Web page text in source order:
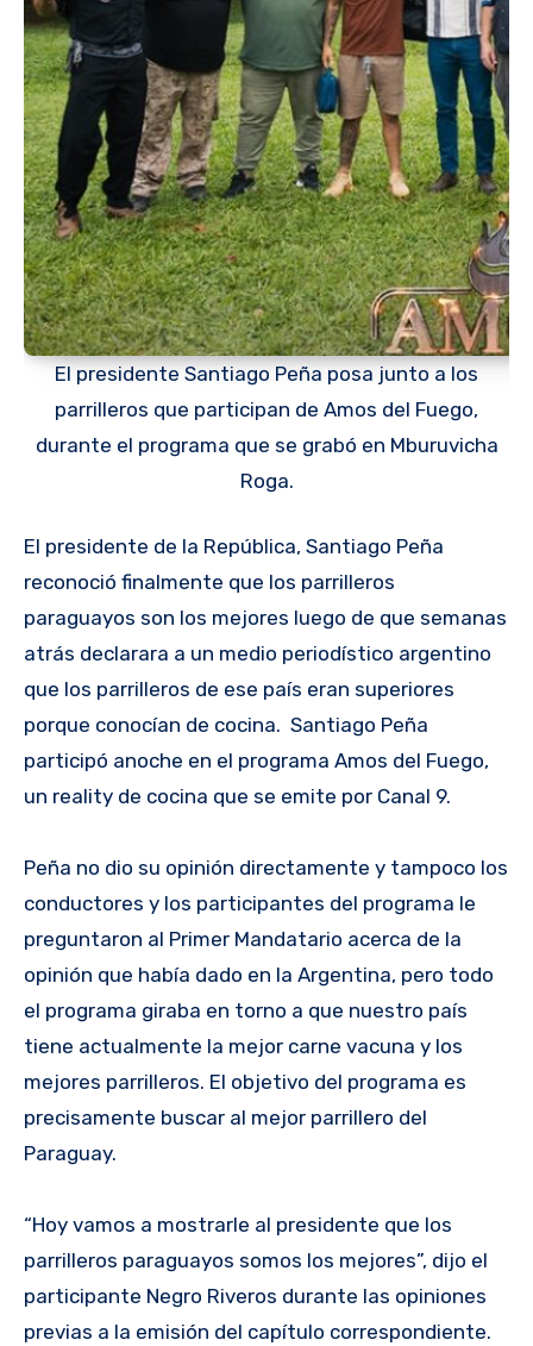
El presidente Santiago Peña posa junto a los
parrilleros que participan de Amos del Fuego,
durante el programa que se grabó en Mburuvicha
Roga.
El presidente de la República, Santiago Peña
reconoció finalmente que los parrilleros
paraguayos son los mejores luego de que semanas
atrás declarara a un medio periodístico argentino
que los parrilleros de ese país eran superiores
porque conocían de cocina. Santiago Peña
participó anoche en el programa Amos del Fuego,
un reality de cocina que se emite por Canal 9.
Peña no dio su opinión directamente y tampoco los
conductores y los participantes del programa le
preguntaron al Primer Mandatario acerca de la
opinión que había dado en la Argentina, pero todo
el programa giraba en torno a que nuestro país
tiene actualmente la mejor carne vacuna y los
mejores parrilleros. El objetivo del programa es
precisamente buscar al mejor parrillero del
Paraguay.
“Hoy vamos a mostrarle al presidente que los
parrilleros paraguayos somos los mejores”, dijo el
participante Negro Riveros durante las opiniones
previas a la emisión del capítulo correspondiente.